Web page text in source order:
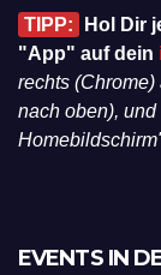
TIPP:
Hol Dir
"App" auf dein
rechts
nach oben),
EVENTS IN